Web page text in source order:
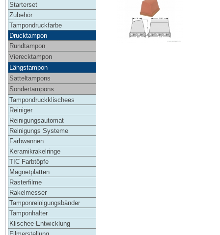
Starterset
Zubehör
Tampondruckfarbe
Drucktampon
Rundtampon
Vierecktampon
Längstampon
Satteltampons
Sondertampons
Tampondruckklischees
Reiniger
Reinigungsautomat
Reinigungs Systeme
Farbwannen
Keramikrakelringe
TIC Farbtöpfe
Magnetplatten
Rasterfilme
Rakelmesser
Tamponreinigungsbänder
Tamponhalter
Klischee-Entwicklung